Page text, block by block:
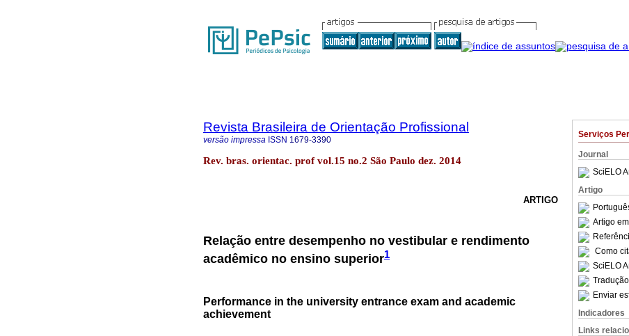
Serviços
Journal
SciELO
Artigo
Artigo
Como
SciELO
Enviar
Indicadores
Links
Revista Brasileira de Orientação Profissional
versão impressa ISSN 1679-3390
Rev. bras. orientac. prof vol.15 no.2 São Paulo dez. 2014
ARTIGO
Relação entre desempenho no vestibular e rendimento
acadêmico no ensino superior1
Performance in the university entrance exam and academic
achievement